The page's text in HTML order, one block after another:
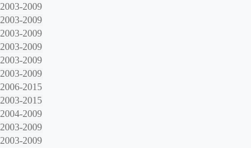
2003-2009
2003-2009
2003-2009
2003-2009
2003-2009
2003-2009
2006-2015
2003-2015
2004-2009
2003-2009
2003-2009